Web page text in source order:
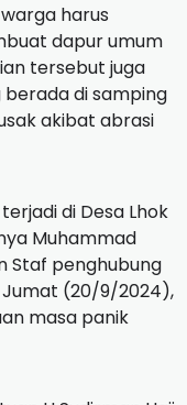
harus
dapur umum
tersebut juga
di samping
akibat abrasi
di Desa Lhok
Muhammad
Staf penghubung
Jumat (20/9/2024),
masa panik